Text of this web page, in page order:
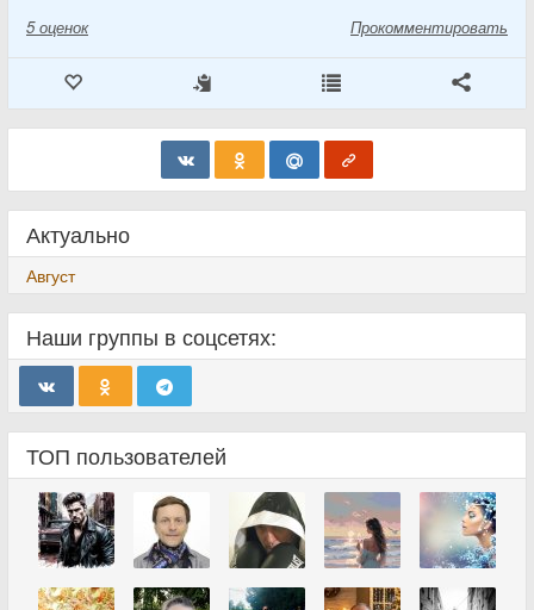
5 оценок Прокомментировать
Актуально
Август
Наши группы в соцсетях:
ТОП пользователей